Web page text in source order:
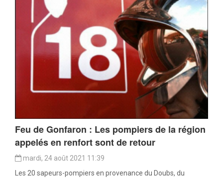
Feu de Gonfaron : Les pompiers de la région
appelés en renfort sont de retour
mardi, 24 août 2021 11:39
Les 20 sapeurs-pompiers en provenance du Doubs, du